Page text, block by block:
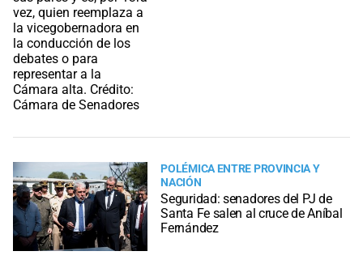
POLÉMICA ENTRE PROVINCIA Y
NACIÓN
Seguridad: senadores del PJ de
Santa Fe salen al cruce de Aníbal
Fernández